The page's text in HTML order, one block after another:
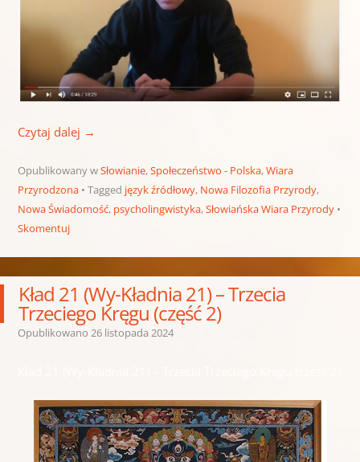
Czytaj dalej →
Opublikowany wSłowianie,Społeczeństwo - Polska,Wiara
Przyrodzona
Tagged język źródłowy, Nowa Filozofia Przyrody,
Nowa Świadomość, psycholingwistyka,Słowiańska Wiara Przyrody
Skomentuj
Kład 21 (Wy-Kładnia 21) – Trzecia
Trzeciego Kręgu (część 2)
Opublikowano 26 listopada 2024